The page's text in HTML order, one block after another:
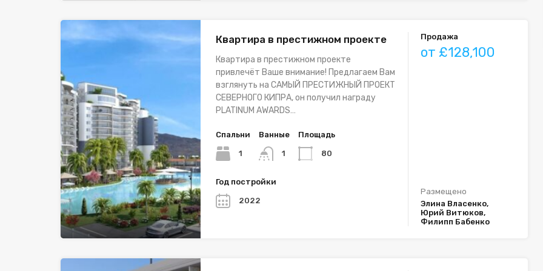
Квартира в престижном проекте
Квартира в престижном проекте
привлечёт Ваше внимание! Предлагаем Вам
взглянуть на САМЫЙ ПРЕСТИЖНЫЙ ПРОЕКТ
СЕВЕРНОГО КИПРА, он получил награду
PLATINUM AWARDS…
Спальни
1
Ванные
1
Площадь
80
Год постройки
2022
Продажа
от £128,100
Размещено
Элина Власенко,
Юрий Витюков,
Филипп Бабенко